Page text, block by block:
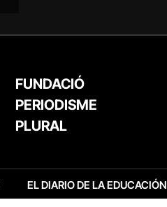
FUNDACIÓ
PERIODISME
PLURAL
EL DIARIO DE LA EDUCACIÓN